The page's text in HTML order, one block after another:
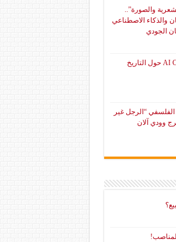
والصورة”..
والذكاء الاصطناعي
الجودي
حوار مع AI Claude حول التاريخ
الفلسفي “الرجل غير
وودي آلان